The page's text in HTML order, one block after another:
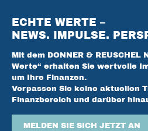
ECHTE WERTE –
NEWS. IMPULSE.
Mit dem DONNER &
Werte“ erhalten Sie wertvolle
um Ihre Finanzen.
Verpassen Sie keine aktuellen
Finanzbereich und darüber
MELDEN SIE SICH JETZT AN